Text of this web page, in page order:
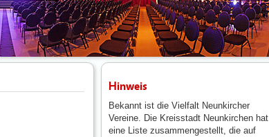
Hinweis
Bekannt ist die Vielfalt Neunkircher
Vereine. Die Kreisstadt Neunkirchen hat
eine Liste zusammengestellt, die auf